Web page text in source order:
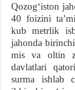
Qozogʻiston
40 foizini
kub metrlik
jahonda
mis va oltin
davlatlari
surma ishlab